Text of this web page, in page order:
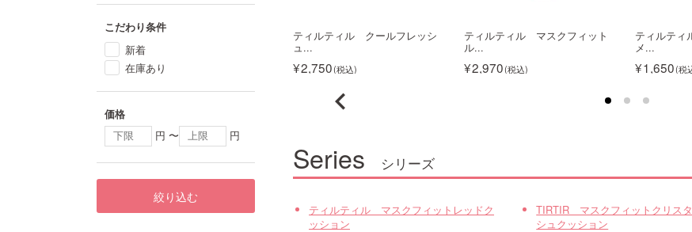
ティルティル マスクフィット
レ...
1,430
ティルティル クールフレッシ
ュ...
2,750
ティルティル マスクフィット
ル...
2,970
ティルテ
メ...
1,650
Series シリーズ
ティルティル マスクフィットレッドク
ッション
TIRTIR マスクフィットクリス
シュクッション
こだわり条件
新着
在庫あり
価格
円 〜 円
絞り込む